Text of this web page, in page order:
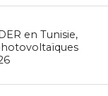
en Tunisie,